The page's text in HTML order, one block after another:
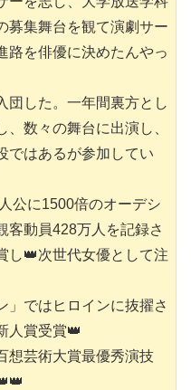
募集舞台を観て演劇サー
路を俳優に決めたんやっ
団した。一年間裏方とし
数々の舞台に出演し、
ではあるが参加してい
公に1500倍のオーデシ
客動員428万人を記録さ
し👑次世代女優として注
」ではヒロインに抜擢さ
人賞受賞👑
想芸術大賞最優秀演技